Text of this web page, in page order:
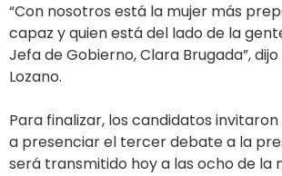
“Con nosotros está la mujer más
capaz y quien está del lado de la
Jefa de Gobierno, Clara Brugada”,
Lozano.
Para finalizar, los candidatos
a presenciar el tercer debate a la
será transmitido hoy a las ocho de la